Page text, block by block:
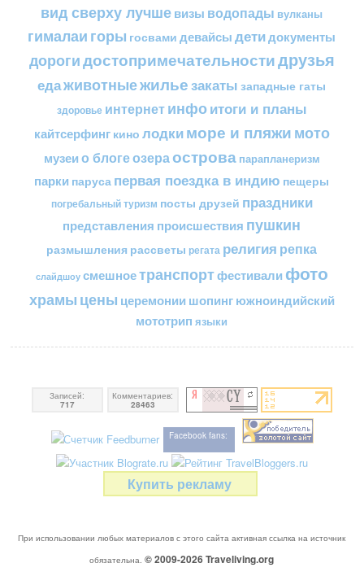
вид сверху лучшевизы водопады вулканы
гималаи горы госвами девайсы детидокументы
дорогидостопримечательностидрузья
едаживотныежильезакаты западные гаты
здоровье интернетинфоитоги и планы
кайтсерфинг кино лодкиморе и пляжимото
музеи о блогеозераострова парапланеризм
парки паруса первая поездка в индию пещеры
погребальный туризм посты друзей праздники
представления происшествия пушкин
размышления рассветы регата религия репка
слайдшоу смешноетранспортфестивали фото
храмы цены церемонии шопингюжноиндийский
мототрип языки
Записей:
717
Комментариев:
28463
Facebook fans:
Купить рекламу
При использовании любых материалов с этого сайта активная ссылка на источник
обязательна. © 2009-2026Traveliving.org